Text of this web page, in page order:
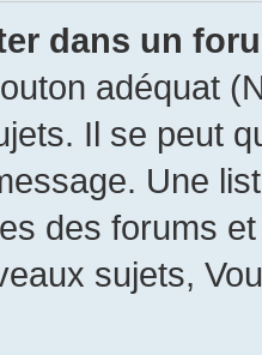
dans un
adéquat
Il se peut
Une
des forums
sujets,